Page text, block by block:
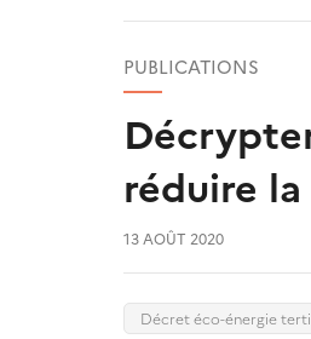
PUBLICATIONS
réduire
13 AOÛT 2020
Décret éco-énergie